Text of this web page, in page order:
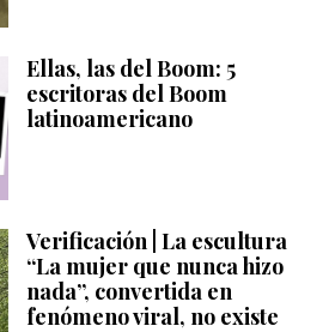
Ellas, las del Boom: 5
escritoras del Boom
latinoamericano
Verificación | La escultura
“La mujer que nunca hizo
nada”, convertida en
fenómeno viral, no existe